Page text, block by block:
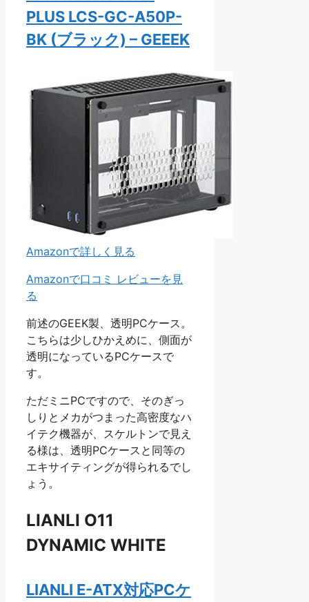
PLUS LCS-GC-A50P-
BK (ブラック) – GEEEK
Amazonで詳しく見る
Amazonで口コミ レビューを見
る
前述のGEEK製、透明PCケース。
こちらは少しひかえめに、側面が
透明になっているPCケースで
す。
ただミニPCですので、そのぎっ
しりとメカがつまった高密度なハ
イテク機器が、スケルトンで見え
る様は、透明PCケースと同等の
エキサイティングが得られるでし
ょう。
LIANLI O11
DYNAMIC WHITE
LIANLI E-ATX対応PCケ